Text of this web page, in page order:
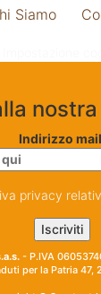
Siamo
Indirizzo
privacy
- P.IVA
per la Patria 47,